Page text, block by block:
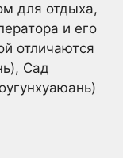
для отдыха,
и его
отличаются
Сад